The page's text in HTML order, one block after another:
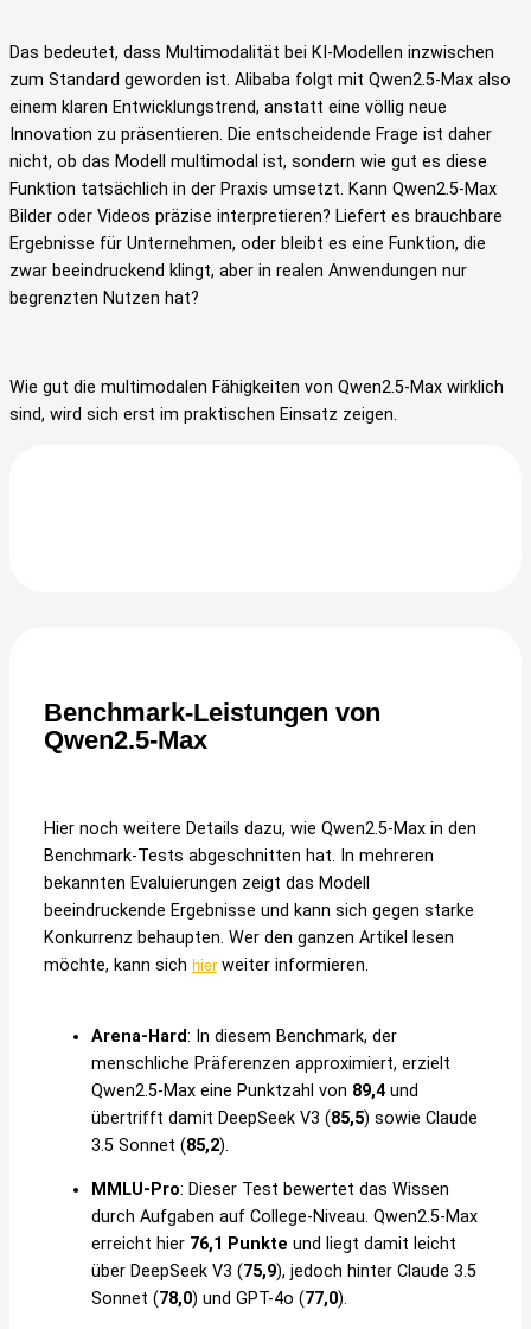
Das bedeutet, dass Multimodalität bei KI-Modellen inzwischen
zum Standard geworden ist. Alibaba folgt mit Qwen2.5-Max also
einem klaren Entwicklungstrend, anstatt eine völlig neue
Innovation zu präsentieren. Die entscheidende Frage ist daher
nicht, ob das Modell multimodal ist, sondern wie gut es diese
Funktion tatsächlich in der Praxis umsetzt. Kann Qwen2.5-Max
Bilder oder Videos präzise interpretieren? Liefert es brauchbare
Ergebnisse für Unternehmen, oder bleibt es eine Funktion, die
zwar beeindruckend klingt, aber in realen Anwendungen nur
begrenzten Nutzen hat?
Wie gut die multimodalen Fähigkeiten von Qwen2.5-Max wirklich
sind, wird sich erst im praktischen Einsatz zeigen.
Benchmark-Leistungen von
Qwen2.5-Max
Hier noch weitere Details dazu, wie Qwen2.5-Max in den
Benchmark-Tests abgeschnitten hat. In mehreren
bekannten Evaluierungen zeigt das Modell
beeindruckende Ergebnisse und kann sich gegen starke
Konkurrenz behaupten. Wer den ganzen Artikel lesen
möchte, kann sich hierweiter informieren.
Arena-Hard: In diesem Benchmark, der
menschliche Präferenzen approximiert, erzielt
Qwen2.5-Max eine Punktzahl von 89,4und
übertrifft damit DeepSeek V3 (85,5) sowie Claude
3.5 Sonnet (85,2).
MMLU-Pro: Dieser Test bewertet das Wissen
durch Aufgaben auf College-Niveau. Qwen2.5-Max
erreicht hier 76,1 Punkte und liegt damit leicht
über DeepSeek V3 (75,9), jedoch hinter Claude 3.5
Sonnet (78,0) und GPT-4o (77,0).